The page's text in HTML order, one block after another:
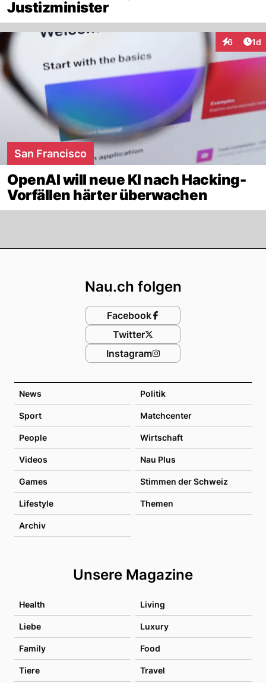
Justizminister
6 1d
San Francisco
OpenAI will neue KI nach Hacking-
Vorfällen härter überwachen
News Politik
Sport Matchcenter
People Wirtschaft
Videos Nau Plus
Games Stimmen der Schweiz
Lifestyle Themen
Archiv
Unsere Magazine
Health Living
Liebe Luxury
Family Food
Tiere Travel
Nau.ch folgen
Facebook
Twitter
Instagram